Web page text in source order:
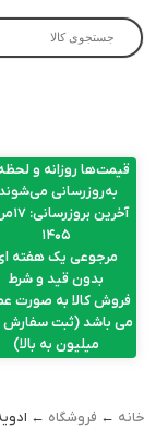
قیمت‌ها روزانه و
به‌روزرسانی
آخرین
۱۴۰۵
مرجوعی یک هفته
بدون قید و شرط
فروش کالا به صورت
میلیون به بالا)
خانه ← فروشگاه ←